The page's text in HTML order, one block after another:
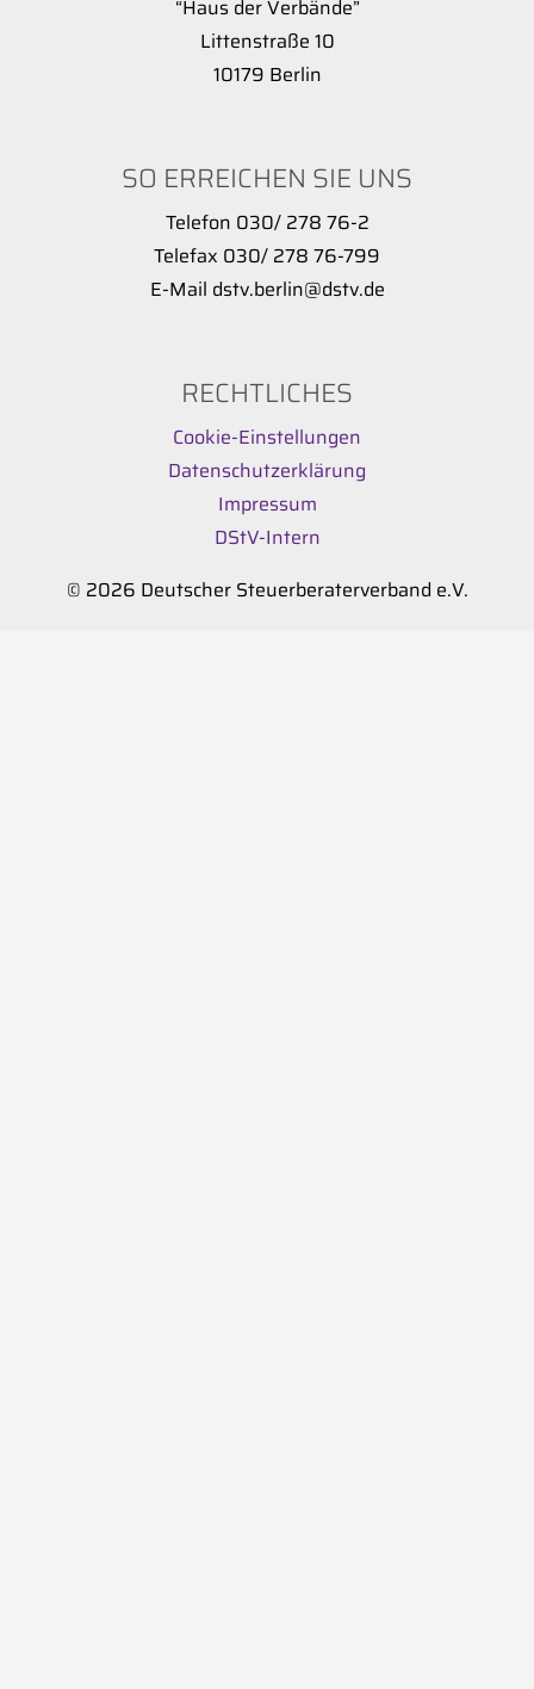
“Haus der Verbände”
Littenstraße 10
10179 Berlin
SO ERREICHEN SIE UNS
Telefon 030/ 278 76-2
Telefax 030/ 278 76-799
E-Mail dstv.berlin@dstv.de
RECHTLICHES
Cookie-Einstellungen
Datenschutzerklärung
Impressum
DStV-Intern
© 2026 Deutscher Steuerberaterverband e.V.